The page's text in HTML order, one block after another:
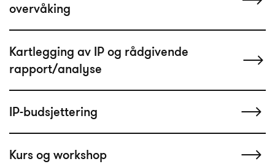
overvåking
Kartlegging av IP og rådgivende
rapport/analyse
IP-budsjettering
Kurs og workshop